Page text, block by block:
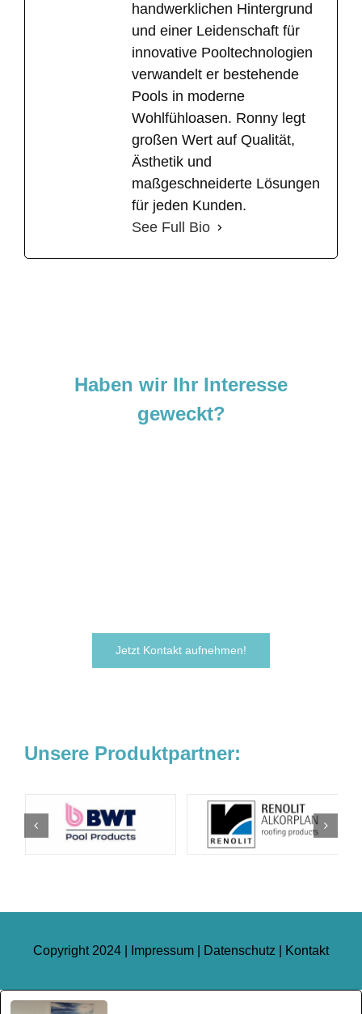
handwerklichen Hintergrund
und einer Leidenschaft für
innovative Pooltechnologien
verwandelt er bestehende
Pools in moderne
Wohlfühloasen. Ronny legt
großen Wert auf Qualität,
Ästhetik und
maßgeschneiderte Lösungen
für jeden Kunden.
See Full Bio
Haben wir Ihr Interesse
geweckt?
Jetzt Kontakt aufnehmen!
Unsere Produktpartner:
Copyright 2024 | Impressum Datenschutz Kontakt